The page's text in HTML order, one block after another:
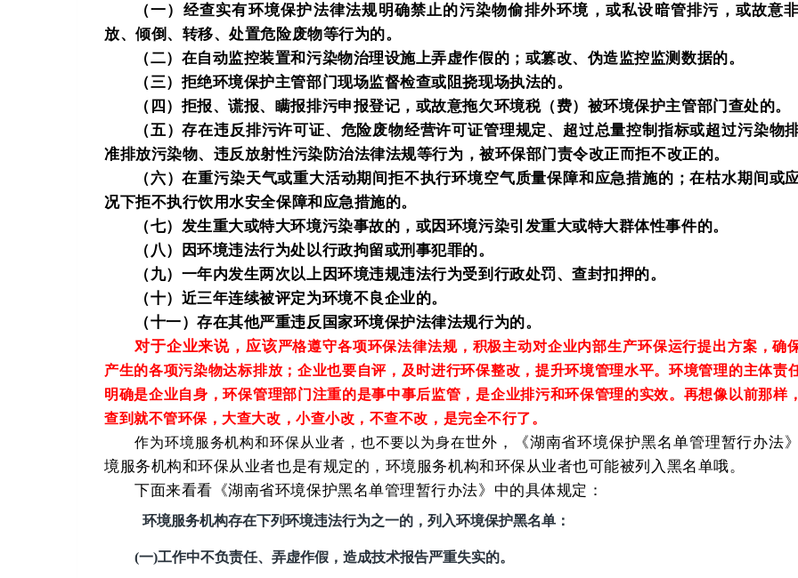
（一）经查实有环境保护法律法规明确禁止的污染物偷排外环境，或私设暗管排污，或故意
放、倾倒、转移、处置危险废物等行为的。
（二）在自动监控装置和污染物治理设施上弄虚作假的；或篡改、伪造监控监测数据的。
（三）拒绝环境保护主管部门现场监督检查或阻挠现场执法的。
（四）拒报、谎报、瞒报排污申报登记，或故意拖欠环境税（费）被环境保护主管部门查处的。
（五）存在违反排污许可证、危险废物经营许可证管理规定、超过总量控制指标或超过污染物
准排放污染物、违反放射性污染防治法律法规等行为，被环保部门责令改正而拒不改正的。
（六）在重污染天气或重大活动期间拒不执行环境空气质量保障和应急措施的；在枯水期间或
况下拒不执行饮用水安全保障和应急措施的。
（七）发生重大或特大环境污染事故的，或因环境污染引发重大或特大群体性事件的。
（八）因环境违法行为处以行政拘留或刑事犯罪的。
（九）一年内发生两次以上因环境违规违法行为受到行政处罚、查封扣押的。
（十）近三年连续被评定为环境不良企业的。
（十一）存在其他严重违反国家环境保护法律法规行为的。
对于企业来说，应该严格遵守各项环保法律法规，积极主动对企业内部生产环保运行提出方案，确
产生的各项污染物达标排放；企业也要自评，及时进行环保整改，提升环境管理水平。环境管理的主体责
明确是企业自身，环保管理部门注重的是事中事后监管，是企业排污和环保管理的实效。再想像以前那样
查到就不管环保，大查大改，小查小改，不查不改，是完全不行了。
作为环境服务机构和环保从业者 ，也不要以为身在世外，《湖南省环境保护黑名单管理暂行办法
境服务机构和环保从业者也是有规定的，环境服务机构和环保从业者也可能被列入黑名单哦。
下面来看看 《湖南省环境保护黑名单管理暂行办法》中的具体规定：
环境服务机构存在下列环境违法行为之一的，列入环境保护黑名单：
(一)工作中不负责任、弄虚作假，造成技术报告严重失实的。